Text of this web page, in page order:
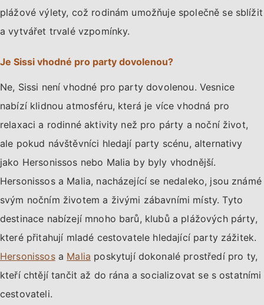
plážové výlety, což rodinám umožňuje společně se sblížit
a vytvářet trvalé vzpomínky.
Je Sissi vhodné pro party dovolenou?
Ne, Sissi není vhodné pro party dovolenou. Vesnice
nabízí klidnou atmosféru, která je více vhodná pro
relaxaci a rodinné aktivity než pro párty a noční život,
ale pokud návštěvníci hledají party scénu, alternativy
jako Hersonissos nebo Malia by byly vhodnější.
Hersonissos a Malia, nacházející se nedaleko, jsou známé
svým nočním životem a živými zábavními místy. Tyto
destinace nabízejí mnoho barů, klubů a plážových párty,
které přitahují mladé cestovatele hledající party zážitek.
Hersonissosa Malia poskytují dokonalé prostředí pro ty,
kteří chtějí tančit až do rána a socializovat se s ostatními
cestovateli.